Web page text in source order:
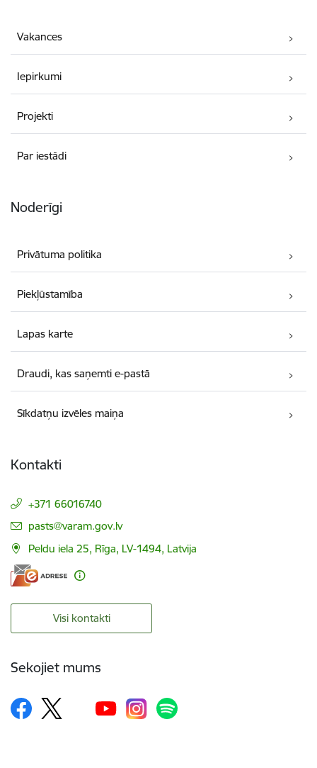
Vakances
Iepirkumi
Projekti
Par iestādi
Noderīgi
Privātuma politika
Piekļūstamība
Lapas karte
Draudi, kas saņemti e-pastā
Sīkdatņu izvēles maiņa
Kontakti
+371 66016740
E-pasts:
pasts@varam.gov.lv
Peldu iela 25, Rīga, LV-1494, Latvija
Visi kontakti
Sekojiet mums